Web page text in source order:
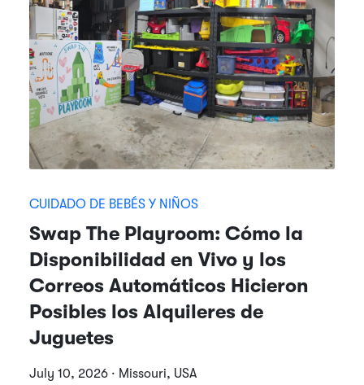
CUIDADO DE BEBÉS Y NIÑOS
Swap The Playroom: Cómo la
Disponibilidad en Vivo y los
Correos Automáticos Hicieron
Posibles los Alquileres de
Juguetes
July 10, 2026 · Missouri, USA